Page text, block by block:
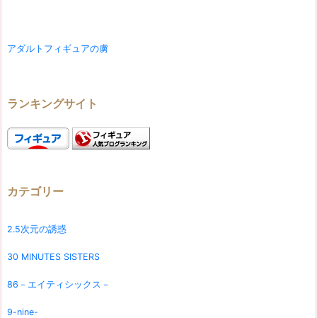
アダルトフィギュアの虜
ランキングサイト
カテゴリー
2.5次元の誘惑
30 MINUTES SISTERS
86－エイティシックス－
9-nine-